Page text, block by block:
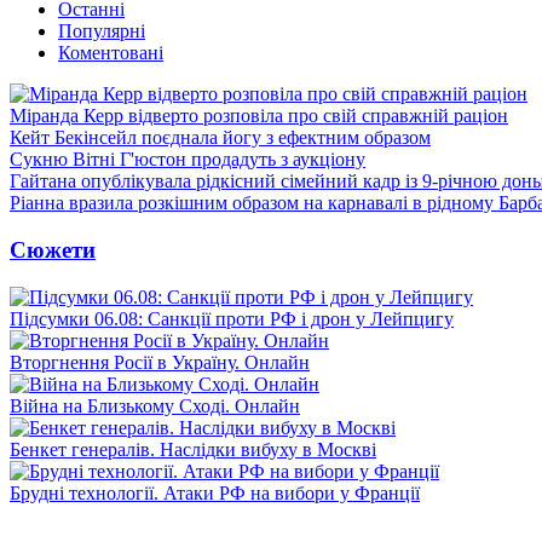
Останні
Популярні
Коментовані
Міранда Керр відверто розповіла про свій справжній раціон
Кейт Бекінсейл поєднала йогу з ефектним образом
Сукню Вітні Г'юстон продадуть з аукціону
Гайтана опублікувала рідкісний сімейний кадр із 9-річною
Ріанна вразила розкішним образом на карнавалі в рідному
Сюжети
Підсумки 06.08: Санкції проти РФ і дрон у Лейпцигу
Вторгнення Росії в Україну. Онлайн
Війна на Близькому Сході. Онлайн
Бенкет генералів. Наслідки вибуху в Москві
Брудні технології. Атаки РФ на вибори у Франції